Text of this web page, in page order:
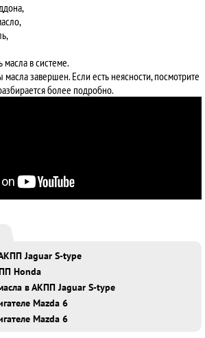
масла в системе.
завершен. Если есть неясности, посмотрите
более подробно.
Jaguar S-type
Honda
в АКПП Jaguar S-type
Mazda 6
Mazda 6